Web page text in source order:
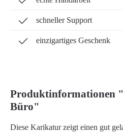
schneller Support
einzigartiges Geschenk
Produktinformationen
Büro"
Diese Karikatur zeigt einen gut